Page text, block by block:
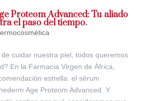
Proteom Advanced: Tu aliado
el paso del tiempo.
cuidar nuestra piel, todos queremos
En la Farmacia Virgen de África,
estrella: el sérum
Age Proteom Advanced. Y